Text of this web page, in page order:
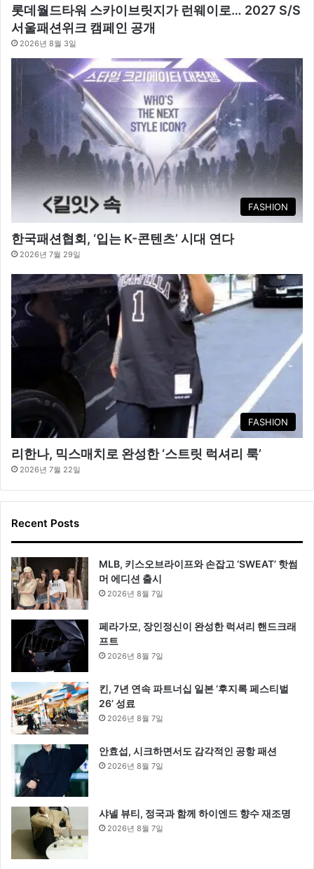
롯데월드타워 스카이브릿지가 런웨이로… 2027 S/S
서울패션위크 캠페인 공개
2026년 8월 3일
FASHION
한국패션협회, ‘입는 K-콘텐츠’ 시대 연다
2026년 7월 29일
FASHION
리한나, 믹스매치로 완성한 ‘스트릿 럭셔리 룩’
2026년 7월 22일
Recent Posts
MLB, 키스오브라이프와 손잡고 ‘SWEAT’ 핫썸
머 에디션 출시
2026년 8월 7일
페라가모, 장인정신이 완성한 럭셔리 핸드크래
프트
2026년 8월 7일
킨, 7년 연속 파트너십 일본 ‘후지록 페스티벌
26’ 성료
2026년 8월 7일
안효섭, 시크하면서도 감각적인 공항 패션
2026년 8월 7일
샤넬 뷰티, 정국과 함께 하이엔드 향수 재조명
2026년 8월 7일